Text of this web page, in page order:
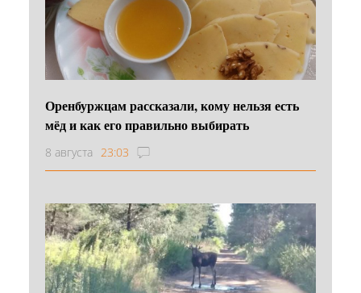
Оренбуржцам рассказали, кому нельзя есть
мёд и как его правильно выбирать
8 августа 23:03